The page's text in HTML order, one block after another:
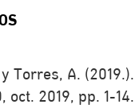
Torres, A.
oct. 2019, pp. 1-